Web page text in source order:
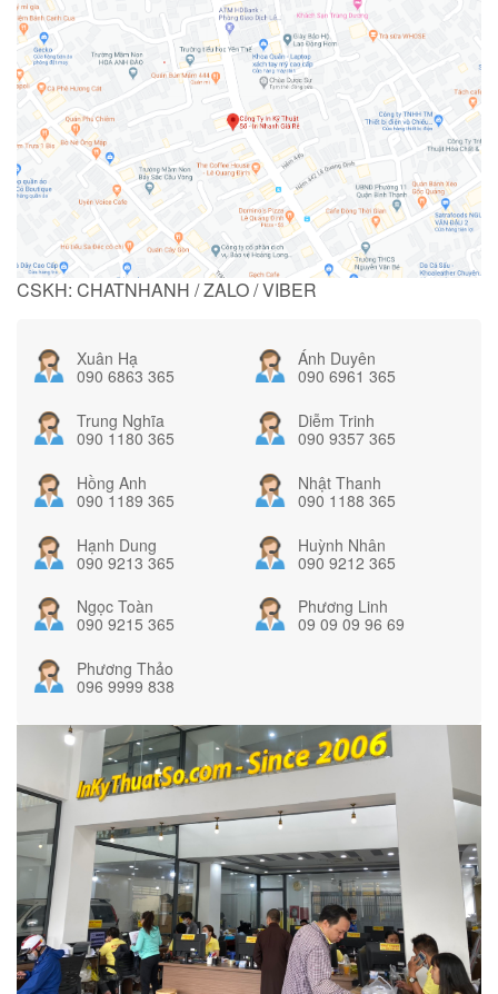
CSKH: CHATNHANH / ZALO / VIBER
Xuân Hạ
090 6863 365
Ánh Duyên
090 6961 365
Trung Nghĩa
090 1180 365
Diễm Trinh
090 9357 365
Hồng Anh
090 1189 365
Nhật Thanh
090 1188 365
Hạnh Dung
090 9213 365
Huỳnh Nhân
090 9212 365
Ngọc Toàn
090 9215 365
Phương Linh
09 09 09 96 69
Phương Thảo
096 9999 838